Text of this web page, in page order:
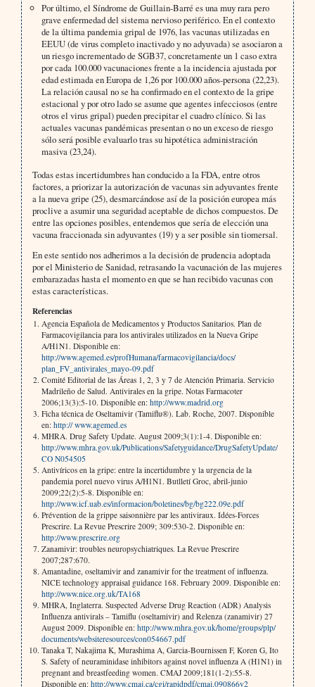
Por último, el Síndrome de Guillain-Barré es una muy rara pero
grave enfermedad del sistema nervioso periférico. En el contexto
de la última pandemia gripal de 1976, las vacunas utilizadas en
EEUU (de virus completo inactivado y no adyuvada) se asociaron a
un riesgo incrementado de SGB37, concretamente un 1 caso extra
por cada 100.000 vacunaciones frente a la incidencia ajustada por
edad estimada en Europa de 1,26 por 100.000 años-persona (22,23).
La relación causal no se ha confirmado en el contexto de la gripe
estacional y por otro lado se asume que agentes infecciosos (entre
otros el virus gripal) pueden precipitar el cuadro clínico. Si las
actuales vacunas pandémicas presentan o no un exceso de riesgo
sólo será posible evaluarlo tras su hipotética administración
masiva (23,24).
Todas estas incertidumbres han conducido a la FDA, entre otros
factores, a priorizar la autorización de vacunas sin adyuvantes frente
a la nueva gripe (25), desmarcándose así de la posición europea más
proclive a asumir una seguridad aceptable de dichos compuestos. De
entre las opciones posibles, entendemos que sería de elección una
vacuna fraccionada sin adyuvantes (19) y a ser posible sin tiomersal.
En este sentido nos adherimos a la decisión de prudencia adoptada
por el Ministerio de Sanidad, retrasando la vacunación de las mujeres
embarazadas hasta el momento en que se han recibido vacunas con
estas características.
Referencias
Agencia Española de Medicamentos y Productos Sanitarios. Plan de
Farmacovigilancia para los antivirales utilizados en la Nueva Gripe
A/H1N1. Disponible en:
http://www.agemed.es/profHumana/farmacovigilancia/docs/
plan_FV_antivirales_mayo-09.pdf
Comité Editorial de las Áreas 1, 2, 3 y 7 de Atención Primaria. Servicio
Madrileño de Salud. Antivirales en la gripe. Notas Farmacoter
2006;13(3):5-10. Disponible en: http://www.madrid.org
Ficha técnica de Oseltamivir (Tamiflu®). Lab. Roche, 2007. Disponible
en: http:// www.agemed.es
MHRA. Drug Safety Update. August 2009;3(1):1-4. Disponible en:
http://www.mhra.gov.uk/Publications/Safetyguidance/DrugSafetyUpdate/
CO N054505
Antivíricos en la gripe: entre la incertidumbre y la urgencia de la
pandemia porel nuevo virus A/H1N1. Butlletí Groc, abril-junio
2009;22(2):5-8. Disponible en:
http://www.icf.uab.es/informacion/boletines/bg/bg222.09e.pdf
Prévention de la grippe saisonnière par les antiviraux. Idées-Forces
Prescrire. La Revue Prescrire 2009; 309:530-2. Disponible en:
http://www.prescrire.org
Zanamivir: troubles neuropsychiatriques. La Revue Prescrire
2007;287:670.
Amantadine, oseltamivir and zanamivir for the treatment of influenza.
NICE technology appraisal guidance 168. February 2009. Disponible en:
http://www.nice.org.uk/TA168
MHRA, Inglaterra. Suspected Adverse Drug Reaction (ADR) Analysis
Influenza antivirals – Tamiflu (oseltamivir) and Relenza (zanamivir) 27
August 2009. Disponible en: http://www.mhra.gov.uk/home/groups/plp/
documents/websiteresources/con054667.pdf
Tanaka T, Nakajima K, Murashima A, Garcia-Bournissen F, Koren G, Ito
S. Safety of neuraminidase inhibitors against novel influenza A (H1N1) in
pregnant and breastfeeding women. CMAJ 2009;181(1-2):55-8.
Disponible en: http://www.cmaj.ca/cgi/rapidpdf/cmaj.090866v2